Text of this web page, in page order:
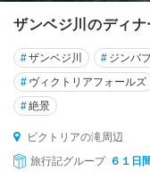
ザンベジ川のディ
#ザンベジ川 # ジンバ
# ヴィクトリアフォールズ
#絶景
ビクトリアの滝周辺
旅行記グループ ６１日